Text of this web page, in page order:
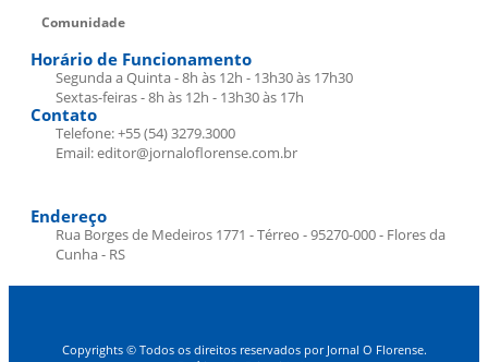
Comunidade
Horário de Funcionamento
Segunda a Quinta - 8h às 12h - 13h30 às 17h30
Sextas-feiras - 8h às 12h - 13h30 às 17h
Contato
Telefone: +55 (54) 3279.3000
Email: editor@jornaloflorense.com.br
Endereço
Rua Borges de Medeiros 1771 - Térreo - 95270-000 - Flores da
Cunha - RS
Copyrights © Todos os direitos reservados por Jornal O Florense.